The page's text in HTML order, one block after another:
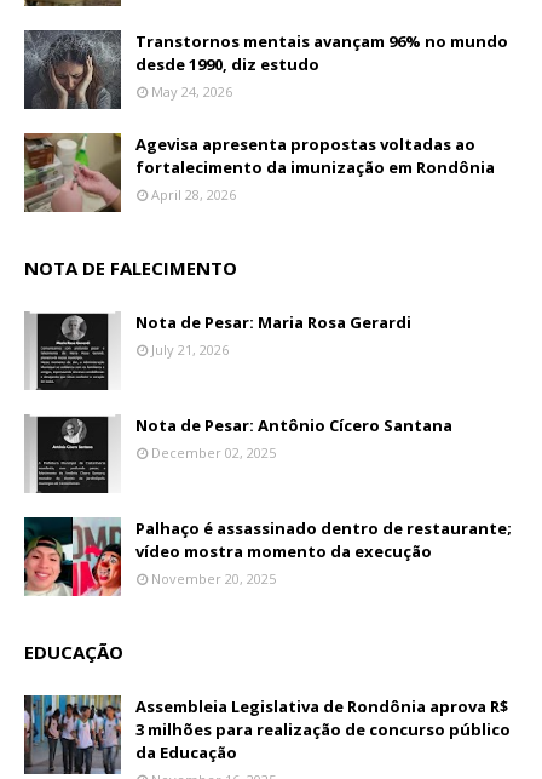
Transtornos mentais avançam 96% no mundo
desde 1990, diz estudo
May 24, 2026
Agevisa apresenta propostas voltadas ao
fortalecimento da imunização em Rondônia
April 28, 2026
NOTA DE FALECIMENTO
Nota de Pesar: Maria Rosa Gerardi
July 21, 2026
Nota de Pesar: Antônio Cícero Santana
December 02, 2025
Palhaço é assassinado dentro de restaurante;
vídeo mostra momento da execução
November 20, 2025
EDUCAÇÃO
Assembleia Legislativa de Rondônia aprova R$
3 milhões para realização de concurso público
da Educação